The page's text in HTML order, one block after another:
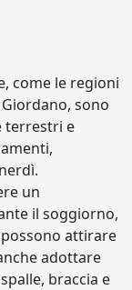
come le regioni
sono
terrestri e
un
il soggiorno,
attirare
adottare
braccia e